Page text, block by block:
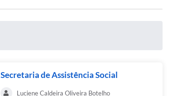
Secretaria de Assistência Social
Luciene Caldeira Oliveira Botelho